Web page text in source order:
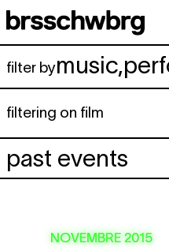
Aller au contenu principal
filter bymusic,
filtering on film
past events
NOVEMBRE 2015